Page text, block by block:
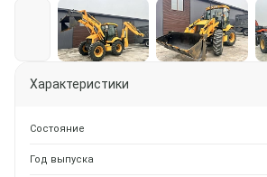
Характеристики
Состояние
Год выпуска